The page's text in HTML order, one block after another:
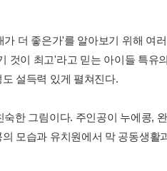
더 좋은가'를 알아보기 위해 여
것이 최고'라고 믿는 아이들 특유
설득력 있게 펼쳐진다.
한 그림이다. 주인공이 누에콩,
모습과 유치원에서 막 공동생